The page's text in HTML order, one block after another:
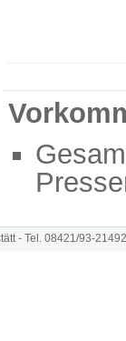
- Tel. 08421/93-